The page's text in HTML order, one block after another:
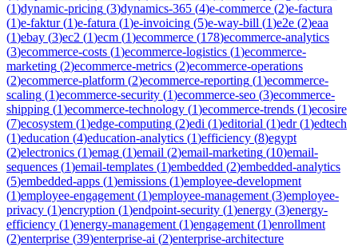
(1)dynamic-pricing (3)dynamics-365 (4)e-commerce (2)e-factura
(1)e-faktur(1)e-fatura (1)e-invoicing (5)e-way-bill (1)e2e (2)eaa
(1)ebay (3)ec2 (1)ecm (1)ecommerce (178)ecommerce-analytics
(3)ecommerce-costs (1)ecommerce-logistics (1)ecommerce-
marketing (2)ecommerce-metrics (2)ecommerce-operations
(2)ecommerce-platform (2)ecommerce-reporting (1)ecommerce-
scaling (1)ecommerce-security (1)ecommerce-seo (3)ecommerce-
shipping (1)ecommerce-technology (1)ecommerce-trends (1)ecosire
(7)ecosystem (1)edge-computing (2)edi (1)editorial (1)edr(1)edtech
(1)education (4)education-analytics (1)efficiency (8)egypt
(2)electronics (1)emag (1)email (2)email-marketing (10)email-
sequences (1)email-templates (1)embedded (2)embedded-analytics
(5)embedded-apps (1)emissions (1)employee-development
(1)employee-engagement (1)employee-management (3)employee-
privacy (1)encryption (1)endpoint-security (1)energy (3)energy-
efficiency (1)energy-management (1)engagement (1)enrollment
(2)enterprise (39)enterprise-ai (2)enterprise-architecture